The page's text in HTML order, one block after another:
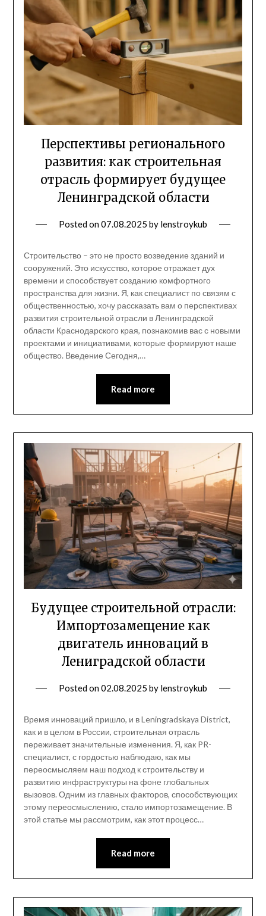
Перспективы регионального
развития: как строительная
отрасль формирует будущее
Ленинградской области
Posted on07.08.2025 by lenstroykub
Строительство – это не просто возведение зданий и
сооружений. Это искусство, которое отражает дух
времени и способствует созданию комфортного
пространства для жизни. Я, как специалист по связям с
общественностью, хочу рассказать вам о перспективах
развития строительной отрасли в Ленинградской
области Краснодарского края, познакомив вас с новыми
проектами и инициативами, которые формируют наше
общество. Введение Сегодня,…
Read more
Будущее строительной отрасли:
Импортозамещение как
двигатель инноваций в
Лениградской области
Posted on02.08.2025 by lenstroykub
Время инноваций пришло, и в Leningradskaya District,
как и в целом в России, строительная отрасль
переживает значительные изменения. Я, как PR-
специалист, с гордостью наблюдаю, как мы
переосмысляем наш подход к строительству и
развитию инфраструктуры на фоне глобальных
вызовов. Одним из главных факторов, способствующих
этому переосмыслению, стало импортозамещение. В
этой статье мы рассмотрим, как этот процесс…
Read more